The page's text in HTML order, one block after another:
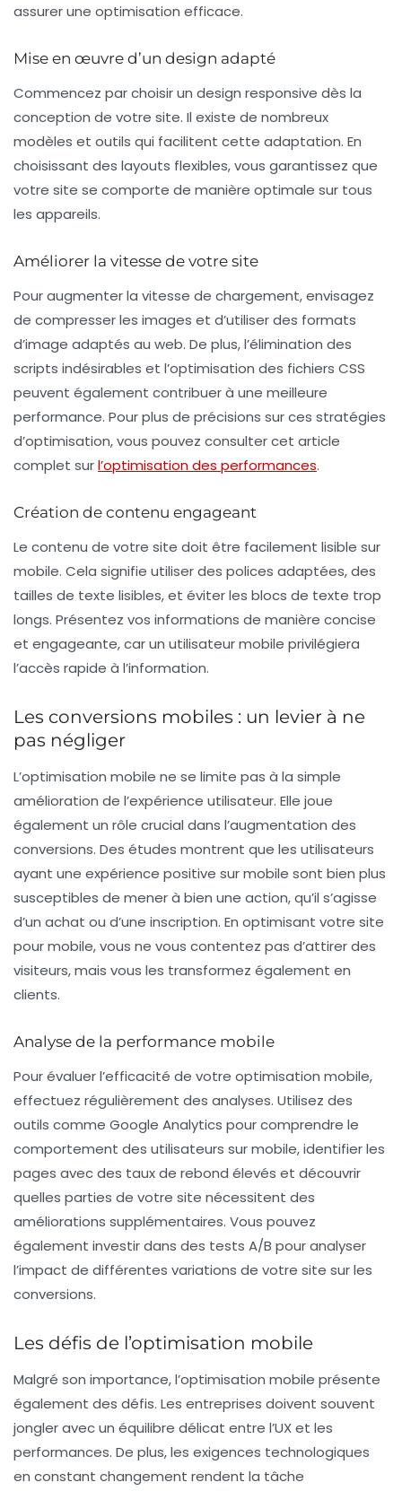
assurer une optimisation efficace.
Mise en œuvre d’un design adapté
Commencez par choisir un design responsive dès la
conception de votre site. Il existe de nombreux
modèles et outils qui facilitent cette adaptation. En
choisissant des layouts flexibles, vous garantissez que
votre site se comporte de manière optimale sur tous
les appareils.
Améliorer la vitesse de votre site
Pour augmenter la vitesse de chargement, envisagez
de compresser les images et d’utiliser des formats
d’image adaptés au web. De plus, l’élimination des
scripts indésirables et l’optimisation des fichiers CSS
peuvent également contribuer à une meilleure
performance. Pour plus de précisions sur ces stratégies
d’optimisation, vous pouvez consulter cet article
complet surl’optimisation des performances.
Création de contenu engageant
Le contenu de votre site doit être facilement lisible sur
mobile. Cela signifie utiliser des polices adaptées, des
tailles de texte lisibles, et éviter les blocs de texte trop
longs. Présentez vos informations de manière concise
et engageante, car un utilisateur mobile privilégiera
l’accès rapide à l’information.
Les conversions mobiles : un levier à ne
pas négliger
L’optimisation mobile ne se limite pas à la simple
amélioration de l’expérience utilisateur. Elle joue
également un rôle crucial dans l’augmentation des
conversions. Des études montrent que les utilisateurs
ayant une expérience positive sur mobile sont bien plus
susceptibles de mener à bien une action, qu’il s’agisse
d’un achat ou d’une inscription. En optimisant votre site
pour mobile, vous ne vous contentez pas d’attirer des
visiteurs, mais vous les transformez également en
clients.
Analyse de la performance mobile
Pour évaluer l’efficacité de votre optimisation mobile,
effectuez régulièrement des analyses. Utilisez des
outils comme Google Analytics pour comprendre le
comportement des utilisateurs sur mobile, identifier les
pages avec des taux de rebond élevés et découvrir
quelles parties de votre site nécessitent des
améliorations supplémentaires. Vous pouvez
également investir dans des tests A/B pour analyser
l’impact de différentes variations de votre site sur les
conversions.
Les défis de l’optimisation mobile
Malgré son importance, l’optimisation mobile présente
également des défis. Les entreprises doivent souvent
jongler avec un équilibre délicat entre l’UXet les
performances. De plus, les exigences technologiques
en constant changement rendent la tâche